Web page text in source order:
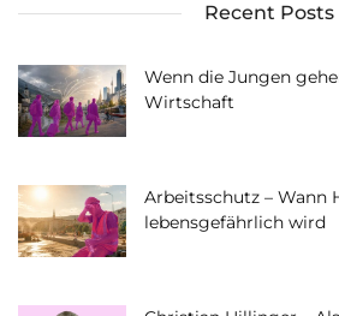
Recent Posts
Wenn die Jungen
Wirtschaft
Arbeitsschutz – Wann
lebensgefährlich wird